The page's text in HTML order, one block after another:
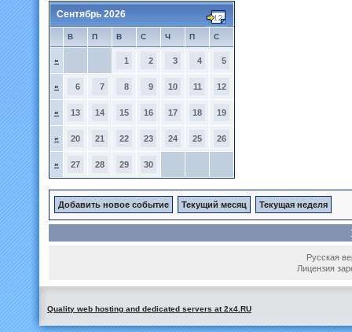
Сентябрь 2026
В П В С Ч П С
» 1 2 3 4 5
» 6 7 8 9 10 11 12
» 13 14 15 16 17 18 19
» 20 21 22 23 24 25 26
» 27 28 29 30
Добавить новое событие Текущий месяц Текущая неделя
Русская
Лицензия
Quality web hosting and dedicated servers at 2x4.RU